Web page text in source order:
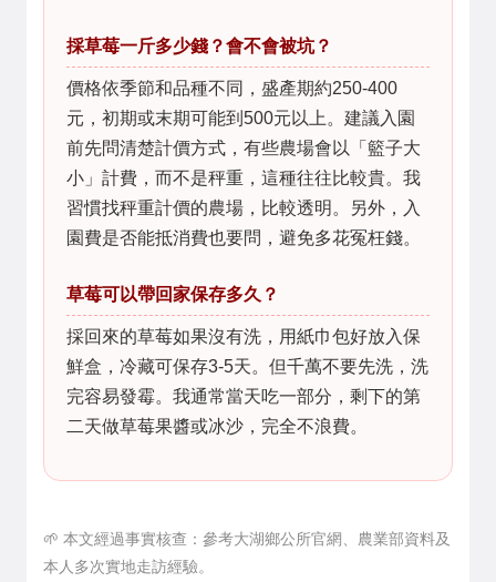
採草莓一斤多少錢？會不會被坑？
價格依季節和品種不同，盛產期約250-400
元，初期或末期可能到500元以上。建議入園
前先問清楚計價方式，有些農場會以「籃子大
小」計費，而不是秤重，這種往往比較貴。我
習慣找秤重計價的農場，比較透明。另外，入
園費是否能抵消費也要問，避免多花冤枉錢。
草莓可以帶回家保存多久？
採回來的草莓如果沒有洗，用紙巾包好放入保
鮮盒，冷藏可保存3-5天。但千萬不要先洗，洗
完容易發霉。我通常當天吃一部分，剩下的第
二天做草莓果醬或冰沙，完全不浪費。
🌱 本文經過事實核查：參考大湖鄉公所官網、農業部資料及
本人多次實地走訪經驗。